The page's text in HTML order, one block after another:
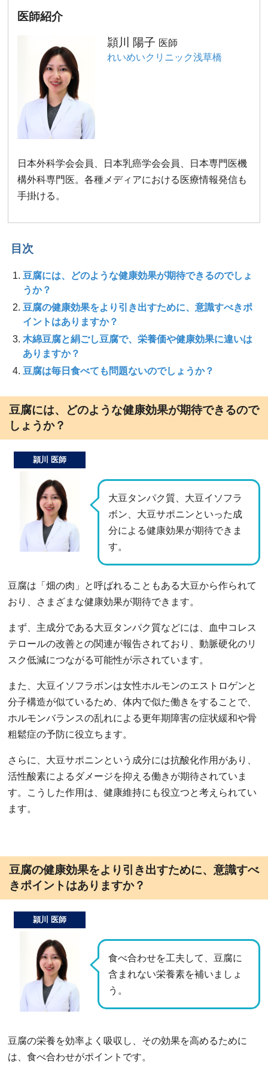
医師紹介
頴川 陽子 医師
れいめいクリニック浅草橋
日本外科学会会員、日本乳癌学会会員、日本専門医機
構外科専門医。各種メディアにおける医療情報発信も
手掛ける。
目次
豆腐には、どのような健康効果が期待できるのでしょ
うか？
豆腐の健康効果をより引き出すために、意識すべきポ
イントはありますか？
木綿豆腐と絹ごし豆腐で、栄養価や健康効果に違いは
ありますか？
豆腐は毎日食べても問題ないのでしょうか？
豆腐には、どのような健康効果が期待できるので
しょうか？
大豆タンパク質、大豆イソフラ
ボン、大豆サポニンといった成
分による健康効果が期待できま
す。
頴川 医師
豆腐は「畑の肉」と呼ばれることもある大豆から作られて
おり、さまざまな健康効果が期待できます。
まず、主成分である大豆タンパク質などには、血中コレス
テロールの改善との関連が報告されており、動脈硬化のリ
スク低減につながる可能性が示されています。
また、大豆イソフラボンは女性ホルモンのエストロゲンと
分子構造が似ているため、体内で似た働きをすることで、
ホルモンバランスの乱れによる更年期障害の症状緩和や骨
粗鬆症の予防に役立ちます。
さらに、大豆サポニンという成分には抗酸化作用があり、
活性酸素によるダメージを抑える働きが期待されていま
す。こうした作用は、健康維持にも役立つと考えられてい
ます。
豆腐の健康効果をより引き出すために、意識すべ
きポイントはありますか？
食べ合わせを工夫して、豆腐に
含まれない栄養素を補いましょ
う。
頴川 医師
豆腐の栄養を効率よく吸収し、その効果を高めるために
は、食べ合わせがポイントです。